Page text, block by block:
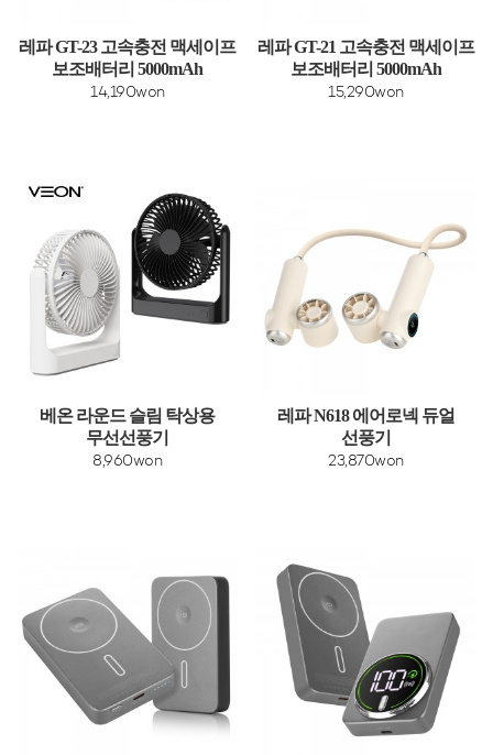
레파 GT-23 고속충전 맥세이프
보조배터리 5000mAh
14,190won
레파 GT-21 고속충전 맥세이프
보조배터리 5000mAh
15,290won
베온 라운드 슬림 탁상용
무선선풍기
8,960won
레파 N618 에어로넥 듀얼
선풍기
23,870won